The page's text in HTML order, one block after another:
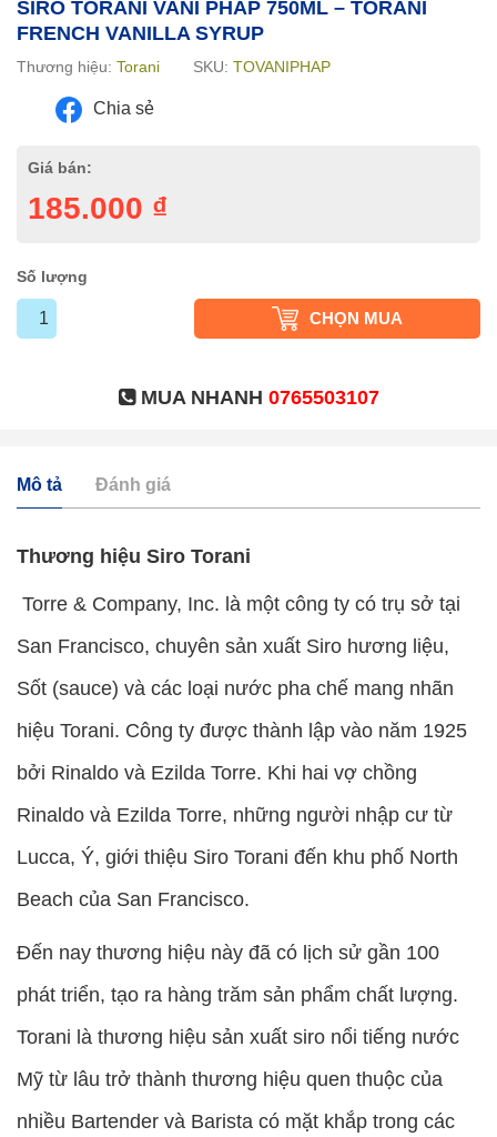
SIRO TORANI VANI PHÁP 750ML – TORANI
FRENCH VANILLA SYRUP
Thương hiệu: Torani SKU: TOVANIPHAP
Chia sẻ
Giá bán:
185.000 ₫
Số lượng
CHỌN MUA
MUA NHANH 0765503107
Mô tả Đánh giá
Thương hiệu Siro Torani
Torre & Company, Inc. là một công ty có trụ sở tại
San Francisco, chuyên sản xuất Siro hương liệu,
Sốt (sauce) và các loại nước pha chế mang nhãn
hiệu Torani. Công ty được thành lập vào năm 1925
bởi Rinaldo và Ezilda Torre. Khi hai vợ chồng
Rinaldo và Ezilda Torre, những người nhập cư từ
Lucca, Ý, giới thiệu Siro Torani đến khu phố North
Beach của San Francisco.
Đến nay thương hiệu này đã có lịch sử gần 100
phát triển, tạo ra hàng trăm sản phẩm chất lượng.
Torani là thương hiệu sản xuất siro nổi tiếng nước
Mỹ từ lâu trở thành thương hiệu quen thuộc của
nhiều Bartender và Barista có mặt khắp trong các